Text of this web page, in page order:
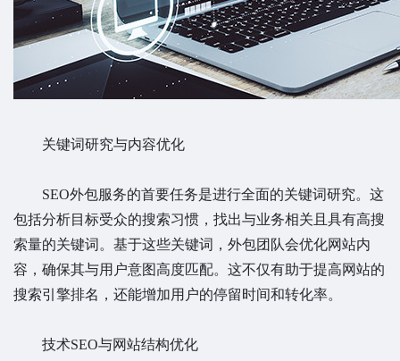
关键词研究与内容优化
SEO外包服务的首要任务是进行全面的关键词研究。这
包括分析目标受众的搜索习惯，找出与业务相关且具有高搜
索量的关键词。基于这些关键词，外包团队会优化网站内
容，确保其与用户意图高度匹配。这不仅有助于提高网站的
搜索引擎排名，还能增加用户的停留时间和转化率。
技术SEO与网站结构优化